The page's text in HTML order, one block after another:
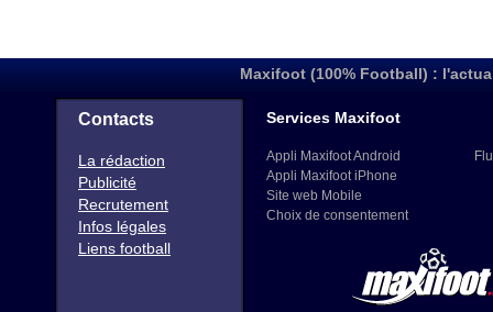
Maxifoot (100% Football) :
Contacts
La rédaction
Publicité
Recrutement
Infos légales
Liens football
Services Maxifoot
Appli Maxifoot Android
Appli Maxifoot iPhone
Site web Mobile
Choix de consentement